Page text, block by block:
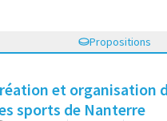
Propositions
et organisation
sports de Nanterre